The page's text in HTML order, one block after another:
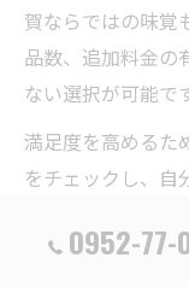
賀ならではの味覚
品数、追加料金の
ない選択が可能で
満足度を高めるた
をチェックし、自
とが大切です。
賀市の食べ飲み
0952-77-